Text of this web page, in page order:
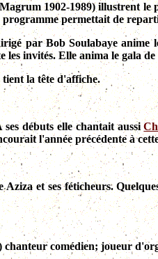
1902-1989) illustrent
permettait de
par Bob Soulabaye anime
les invités. Elle anima le gala de
tient la tête d'affiche.
ses débuts elle chantait aussi
l'année précédente à
et ses féticheurs.
chanteur comédien; joueur